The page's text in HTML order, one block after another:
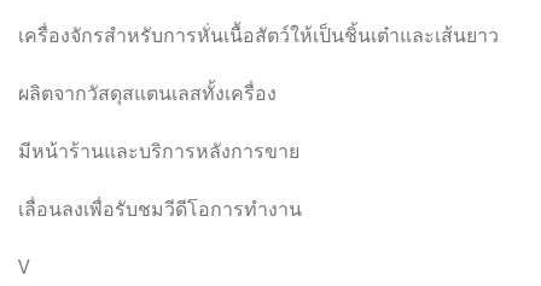
เครื่องจักรสำหรับการหั่นเนื้อสัตว์ให้เป็นชิ้นเต๋าและเส้นยาว
ผลิตจากวัสดุสแตนเลสทั้งเครื่อง
มีหน้าร้านและบริการหลังการขาย
เลื่อนลงเพื่อรับชมวีดีโอการทำงาน
V